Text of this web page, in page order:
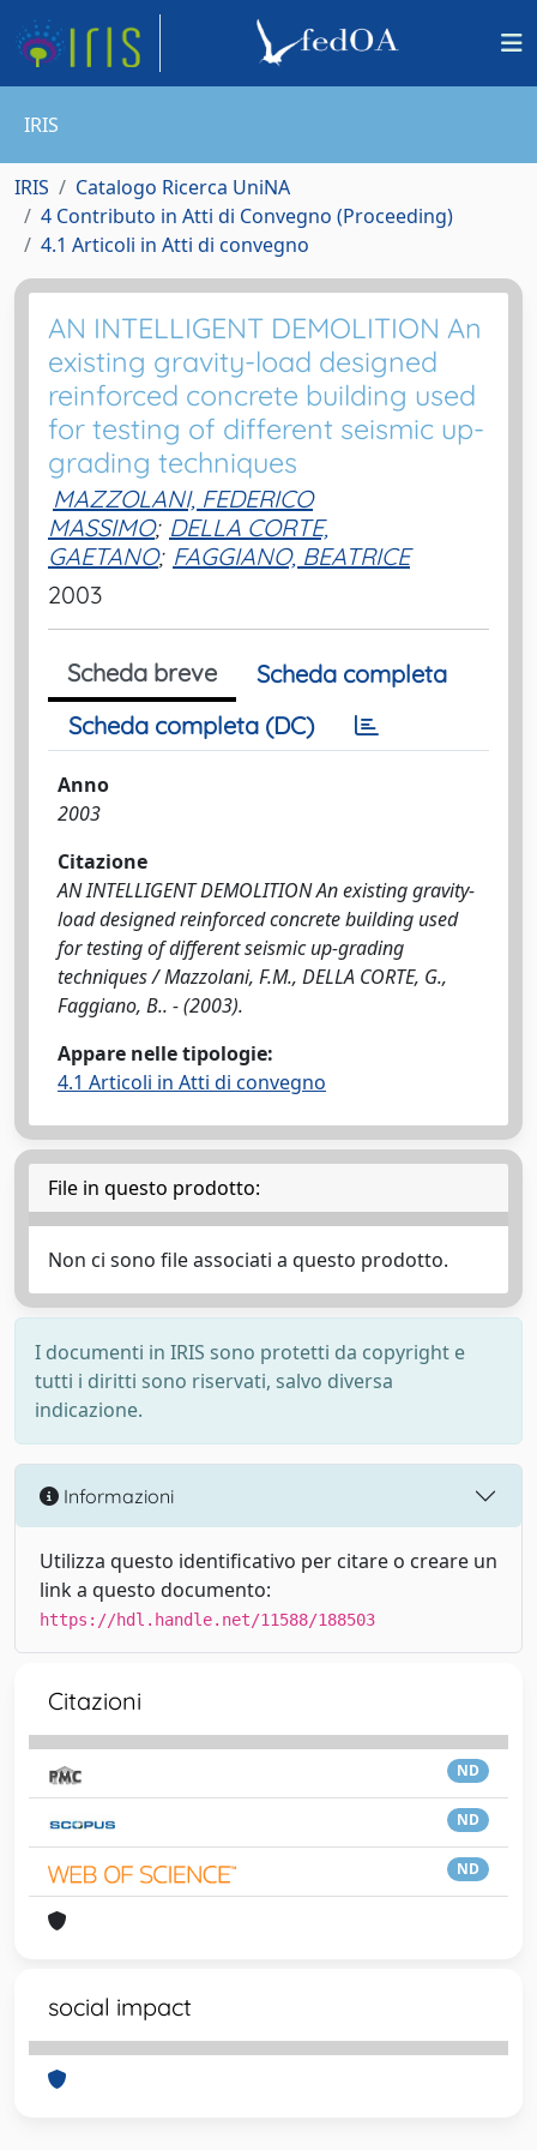
IRIS
IRIS
Catalogo Ricerca UniNA
4 Contributo in Atti di Convegno (Proceeding)
4.1 Articoli in Atti di convegno
AN INTELLIGENT DEMOLITION An
existing gravity-load designed
reinforced concrete building used
for testing of different seismic up-
grading techniques
MAZZOLANI, FEDERICO
MASSIMO; DELLA CORTE,
GAETANO; FAGGIANO, BEATRICE
2003
Scheda breve
Scheda completa
Scheda completa (DC)
Anno
2003
Citazione
AN INTELLIGENT DEMOLITION An existing gravity-
load designed reinforced concrete building used
for testing of different seismic up-grading
techniques / Mazzolani, F.M., DELLA CORTE, G.,
Faggiano, B.. - (2003).
Appare nelle tipologie:
4.1 Articoli in Atti di convegno
File in questo prodotto:
Non ci sono file associati a questo prodotto.
I documenti in IRIS sono protetti da copyright e
tutti i diritti sono riservati, salvo diversa
indicazione.
Informazioni
Utilizza questo identificativo per citare o creare un
link a questo documento:
https://hdl.handle.net/11588/188503
Citazioni
ND
ND
ND
social impact